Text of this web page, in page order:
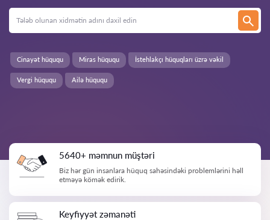
Ailə hüququ
Cinayət hüququ Miras hüququ İstehlakçı hüquqları üzrə vəkil
Vergi hüququ
5640+ məmnun müştəri
Biz hər gün insanlara hüquq sahəsindəki problemlərini həll
etməyə kömək edirik.
Keyfiyyət zəmanəti